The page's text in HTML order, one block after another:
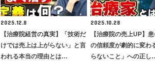
2025.12.8
【治療院経営の真実】「技術だ
けでは売上は上がらない」と言
われる本当の理由とは…
2025.10.28
【治療院の売上UP】
の信頼度が劇的に変わ
らないこと」への正し